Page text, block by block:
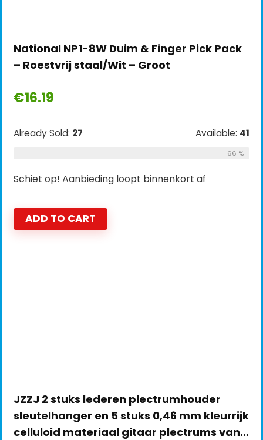
National NP1-8W Duim & Finger Pick Pack
– Roestvrij staal/Wit – Groot
€16.19
Already Sold: 27 Available: 41
66 %
Schiet op! Aanbieding loopt binnenkort af
ADD TO CART
JZZJ 2 stuks lederen plectrumhouder
sleutelhanger en 5 stuks 0,46 mm kleurrijk
celluloid materiaal gitaar plectrums van…